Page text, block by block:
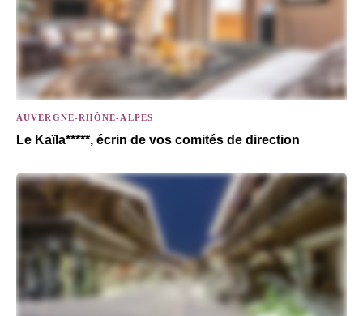
AUVERGNE-RHÔNE-ALPES
Le Kaïla*****, écrin de vos comités de direction